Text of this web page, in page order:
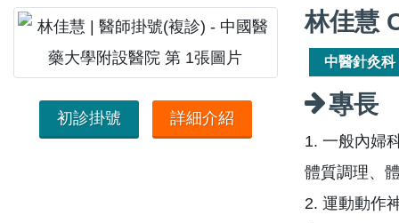
初診掛號 詳細介紹
林佳慧
中醫針灸科
專長
1. 一般內婦
體質調理、
2. 運動動作